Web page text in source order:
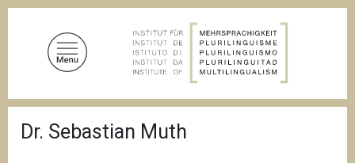
D
f
a
Dr. Sebastian Muth